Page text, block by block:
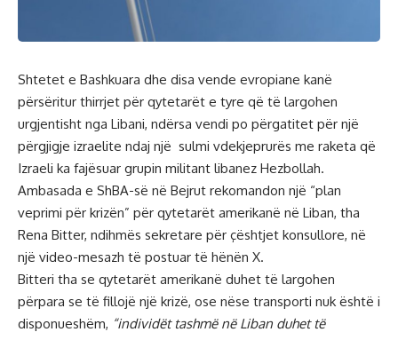
Shtetet e Bashkuara dhe disa vende evropiane kanë
përsëritur thirrjet për qytetarët e tyre që të largohen
urgjentisht nga Libani, ndërsa vendi po përgatitet për një
përgjigje izraelite ndaj një sulmi vdekjeprurës me raketa që
Izraeli ka fajësuar grupin militant libanez Hezbollah.
Ambasada e ShBA-së në Bejrut rekomandon një “plan
veprimi për krizën” për qytetarët amerikanë në Liban, tha
Rena Bitter, ndihmës sekretare për çështjet konsullore, në
një video-mesazh të postuar të hënën X.
Bitteri tha se qytetarët amerikanë duhet të largohen
përpara se të fillojë një krizë, ose nëse transporti nuk është i
disponueshëm, “individët tashmë në Liban duhet të